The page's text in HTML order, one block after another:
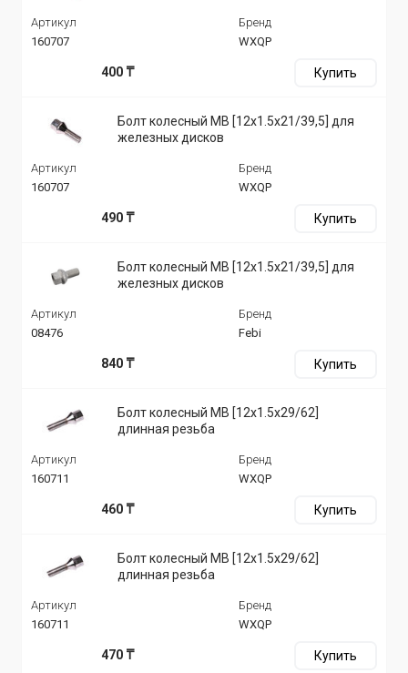
Артикул
160707
Бренд
WXQP
400 ₸ Купить
Болт колесный MB [12x1.5x21/39,5] для
железных дисков
Артикул
160707
Бренд
WXQP
490 ₸ Купить
Болт колесный MB [12x1.5x21/39,5] для
железных дисков
Артикул
08476
Бренд
Febi
840 ₸ Купить
Болт колесный MB [12x1.5x29/62]
длинная резьба
Артикул
160711
Бренд
WXQP
460 ₸ Купить
Болт колесный MB [12x1.5x29/62]
длинная резьба
Артикул
160711
Бренд
WXQP
470 ₸ Купить